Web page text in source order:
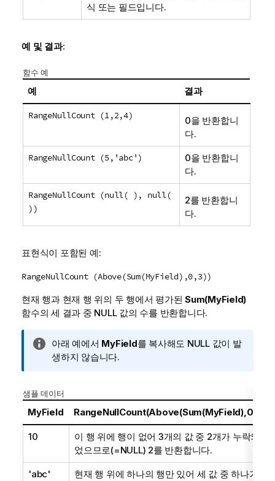
식 또는 필드입니다.
예 및 결과:
함수 예
예 결과
RangeNullCount (1,2,4)
0을 반환합니
다.
RangeNullCount (5,'abc')
0을 반환합니
다.
RangeNullCount (null( ), null(
))
2를 반환합니
다.
표현식이 포함된 예:
RangeNullCount (Above(Sum(MyField),0,3))
현재 행과 현재 행 위의 두 행에서 평가된 Sum(MyField)
함수의 세 결과 중 NULL값의 수를 반환합니다.
정
보
아래 예에서 MyField를 복사해도 NULL값이 발
생하지 않습니다.
샘플 데이터
MyField RangeNullCount(Above(Sum(MyField),0,3))
10
이 행 위에 행이 없어 3개의 값 중 2개가 누락되
었으므로(=NULL) 2를 반환합니다.
'abc'
현재 행 위에 하나의 행만 있어 세 값 중 하나가